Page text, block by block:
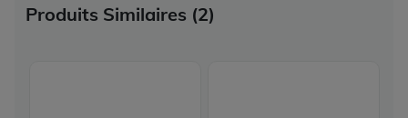
Produits Similaires (2)